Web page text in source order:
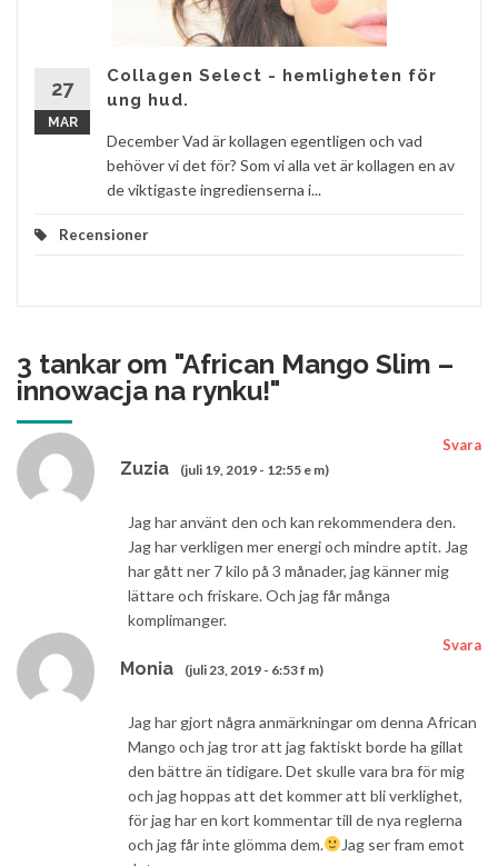
27
MAR
Collagen Select - hemligheten för
ung hud.
December Vad är kollagen egentligen och vad
behöver vi det för? Som vi alla vet är kollagen en av
de viktigaste ingredienserna i...
Recensioner
3 tankar om "African Mango Slim –
innowacja na rynku!"
Zuzia (juli 19, 2019 - 12:55 e m)
Svara
Jag har använt den och kan rekommendera den.
Jag har verkligen mer energi och mindre aptit. Jag
har gått ner 7 kilo på 3 månader, jag känner mig
lättare och friskare. Och jag får många
komplimanger.
Monia (juli 23, 2019 - 6:53 f m)
Svara
Jag har gjort några anmärkningar om denna African
Mango och jag tror att jag faktiskt borde ha gillat
den bättre än tidigare. Det skulle vara bra för mig
och jag hoppas att det kommer att bli verklighet,
för jag har en kort kommentar till de nya reglerna
och jag får inte glömma dem.
Jag ser fram emot